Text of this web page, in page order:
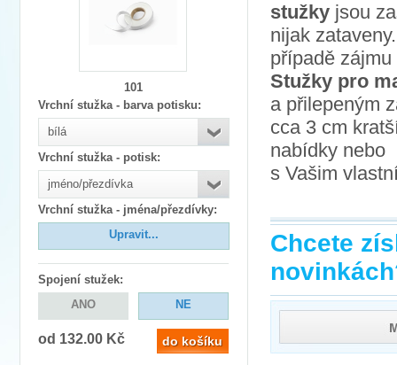
101
Vrchní stužka - barva potisku:
bílá
Vrchní stužka - potisk:
jméno/přezdívka
Vrchní stužka - jména/přezdívky:
Upravit...
Spojení stužek:
ANO
NE
od 132.00 Kč
stužkyjsou
nijak
případě
Stužky pro
a přilepeným
cca 3 cm
nabídky nebo
s Vašim
Chcete